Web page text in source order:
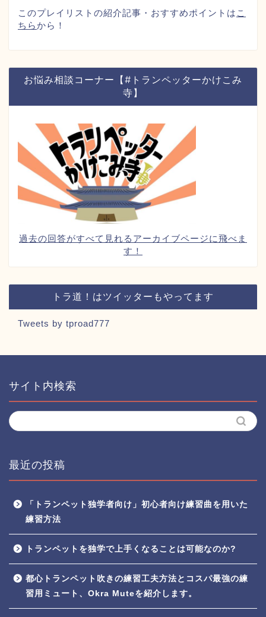
このプレイリストの紹介記事・おすすめポイントは こ
ちらから！
お悩み相談コーナー【#トランペッターかけこみ
寺】
過去の回答がすべて見れるアーカイブページに飛べま
す！
トラ道！はツイッターもやってます
Tweets by tproad777
サイト内検索
最近の投稿
「トランペット独学者向け」初心者向け練習曲を用いた
練習方法
トランペットを独学で上手くなることは可能なのか?
都心トランペット吹きの練習工夫方法とコスパ最強の練
習用ミュート、Okra Muteを紹介します。